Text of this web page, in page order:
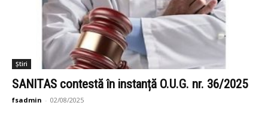
Știri
SANITAS contestă în instanță O.U.G. nr. 36/2025
fsadmin - 02/08/2025